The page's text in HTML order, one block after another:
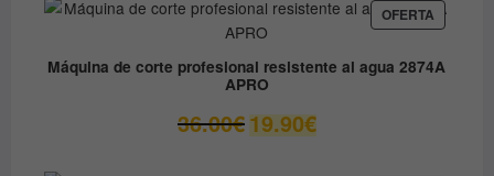
era:
79.90€.
es:
OFERTA
EN
Máquina de corte profesional resistente al agua 2874A
APRO
36.00€ El
precio
19.90€El
precio